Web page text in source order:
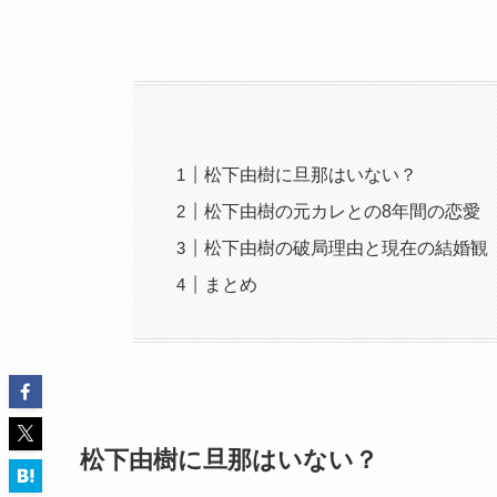
松下由樹に旦那はいない？
松下由樹の元カレとの8年間の恋愛
松下由樹の破局理由と現在の結婚観
まとめ
松下由樹に旦那はいない？